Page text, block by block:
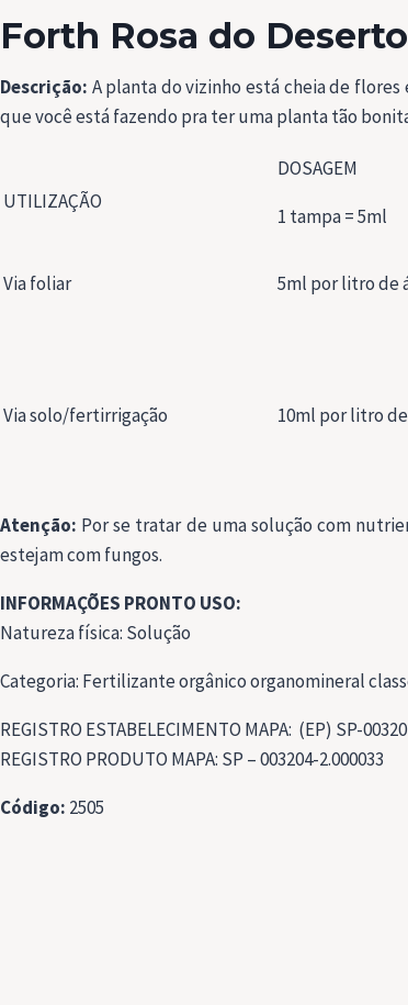
Forth Rosa do
Descrição: A planta do vizinho está cheia de
que você está fazendo pra ter uma planta tão
UTILIZAÇÃO
DOSAGEM
1 tampa = 5ml
Via foliar 5ml por litro de
Via solo/fertirrigação 10ml por litro
Atenção: Por se tratar de uma solução com
estejam com fungos.
INFORMAÇÕES PRONTO USO:
Natureza física: Solução
Categoria: Fertilizante orgânico organomineral
REGISTRO ESTABELECIMENTO MAPA: (EP) SP-
REGISTRO PRODUTO MAPA: SP – 003204-2.000033
Código: 2505